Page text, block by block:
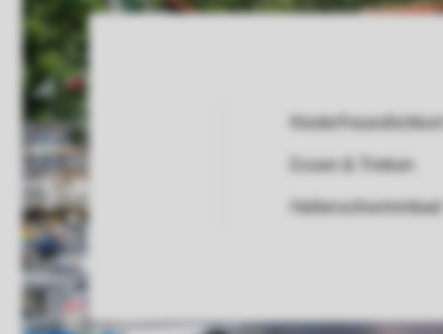
Service Rating from our guests
Kinderfreundlichkeit
Essen & Trinken
Hallenschwimmbad